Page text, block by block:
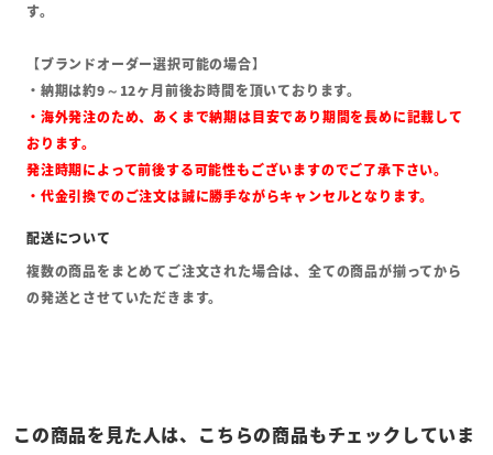
す。
【ブランドオーダー選択可能の場合】
・納期は約9～12ヶ月前後お時間を頂いております。
・海外発注のため、あくまで納期は目安であり期間を長めに記載して
おります。
発注時期によって前後する可能性もございますのでご了承下さい。
・代金引換でのご注文は誠に勝手ながらキャンセルとなります。
複数の商品をまとめてご注文された場合は、全ての商品が揃ってから
の発送とさせていただきます。
この商品を見た人は、こちらの商品もチェックしていま